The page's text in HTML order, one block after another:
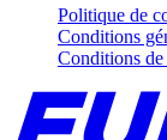
Politique de
Conditions
Conditions de